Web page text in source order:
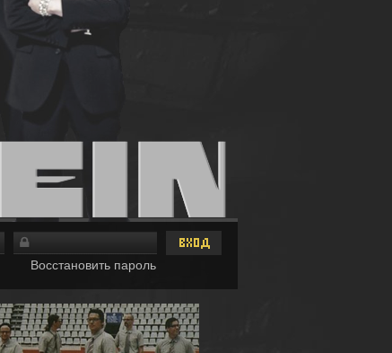
Восстановить пароль